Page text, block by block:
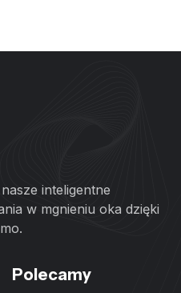
inteligentne
w mgnieniu oka dzięki
Polecamy